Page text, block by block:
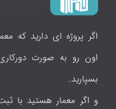
اگر پروژه ای دارید که
اون رو به صورت
بسپارید.
و اگر معمار هستید با